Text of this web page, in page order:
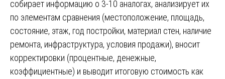
собирает информацию о 3-10 аналогах, анализирует их
по элементам сравнения (местоположение, площадь,
состояние, этаж, год постройки, материал стен, наличие
ремонта, инфраструктура, условия продажи), вносит
корректировки (процентные, денежные,
коэффициентные) и выводит итоговую стоимость как